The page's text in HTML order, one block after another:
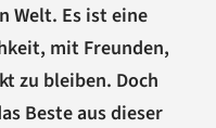
Welt. Es ist eine
mit Freunden,
zu bleiben. Doch
Beste aus dieser